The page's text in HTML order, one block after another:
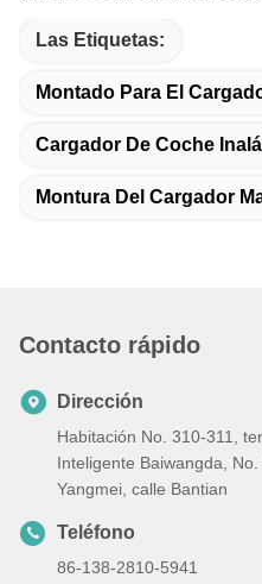
Las Etiquetas:
Montado Para El
Cargador De Coche
Montura Del Cargador
Contacto rápido
Dirección
Habitación No. 310-311,
Inteligente Baiwangda,
Yangmei, calle Bantian
Teléfono
86-138-2810-5941